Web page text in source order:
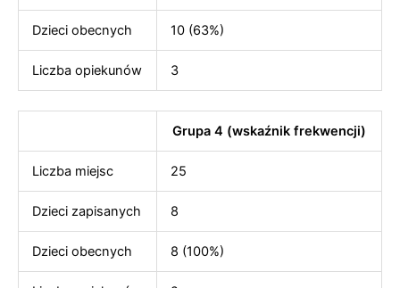
Dzieci obecnych 10 (63%)
Liczba opiekunów 3
Grupa 4 (wskaźnik frekwencji)
Liczba miejsc 25
Dzieci zapisanych 8
Dzieci obecnych 8 (100%)